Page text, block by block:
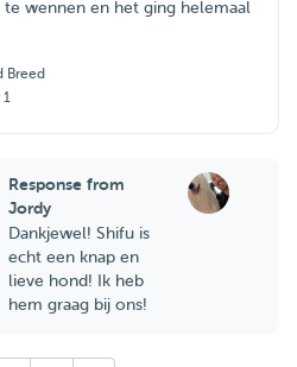
wennen en het ging helemaal
Breed
1
Response from
Jordy
Dankjewel! Shifu is
echt een knap en
lieve hond! Ik heb
hem graag bij ons!